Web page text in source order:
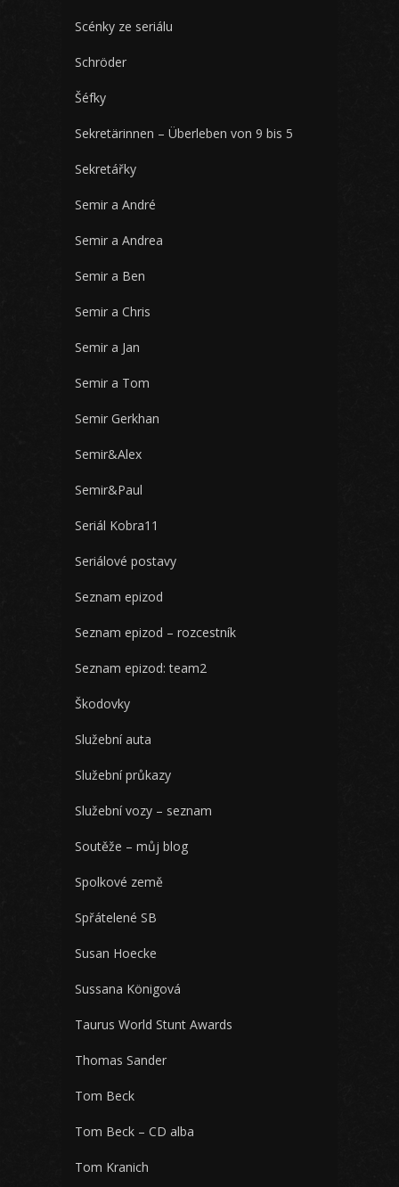
Scénky ze seriálu
Schröder
Šéfky
Sekretärinnen – Überleben von 9 bis 5
Sekretářky
Semir a André
Semir a Andrea
Semir a Ben
Semir a Chris
Semir a Jan
Semir a Tom
Semir Gerkhan
Semir&Alex
Semir&Paul
Seriál Kobra11
Seriálové postavy
Seznam epizod
Seznam epizod – rozcestník
Seznam epizod: team2
Škodovky
Služební auta
Služební průkazy
Služební vozy – seznam
Soutěže – můj blog
Spolkové země
Spřátelené SB
Susan Hoecke
Sussana Königová
Taurus World Stunt Awards
Thomas Sander
Tom Beck
Tom Beck – CD alba
Tom Kranich